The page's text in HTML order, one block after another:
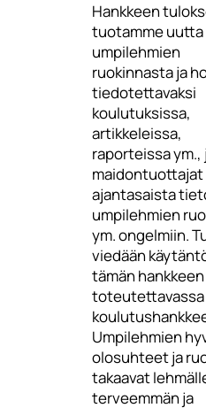
Hankkeen
tuotamme
umpilehmien
ruokinnasta ja
tiedotettavaksi
koulutuksissa,
artikkeleissa,
raporteissa
maidontuottajat
ajantasaista
umpilehmien
ym. ongelmiin.
viedään
tämän
toteutettavassa
Umpilehmien
olosuhteet ja
takaavat
terveemmän ja